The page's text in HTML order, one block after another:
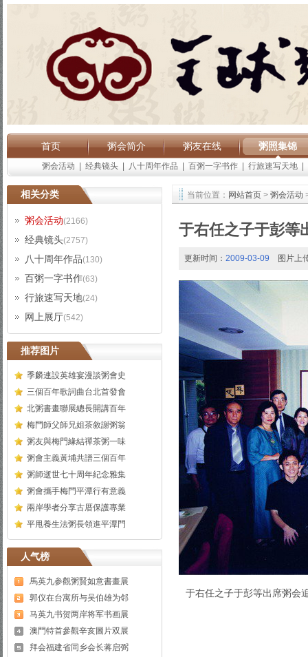
首页 粥会简介 粥友在线 粥照集锦
粥会活动 经典镜头 八十周年作品 百粥一字书作 行旅速写天地
相关分类
粥会活动(2166)
经典镜头(2757)
八十周年作品(130)
百粥一字书作(63)
行旅速写天地(24)
网上展厅(542)
推荐图片
季麟連設英雄宴漫談粥會史
三個百年歌詞曲台北首發會
北粥書畫聯展總長開講百年
梅門師父師兄姐茶敘謝粥翁
粥友與梅門緣結禪茶粥一味
粥會主義黃埔共譜三個百年
粥師逝世七十周年紀念雅集
粥會攜手梅門平潭行有意義
兩岸學者分享古厝保護專業
平甩養生法粥長領進平潭門
人气榜
馬英九参觀粥賢如意書畫展
郭仪在台寓所与吴伯雄为邻
马英九书贺两岸将军书画展
澳門特首參觀辛亥圖片双展
拜会福建省同乡会长蒋启弼
当前位置： 网站首页 > 粥会活动
于右任之子于彭等
更新时间： 2009-03-09 图片上
于右任之子于彭等出席粥会